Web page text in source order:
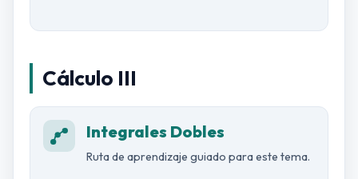
Cálculo III
Integrales Dobles
Ruta de aprendizaje guiado para este tema.